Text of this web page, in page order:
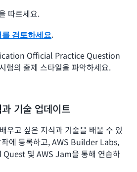
따르세요.
검토하세요.
Official Practice Question
험의 출제 스타일을 파악하세요.
기술 업데이트
우고 싶은 지식과 기술을 배울 수 있
에 등록하고, AWS Builder Labs,
및 AWS Jam을 통해 연습하